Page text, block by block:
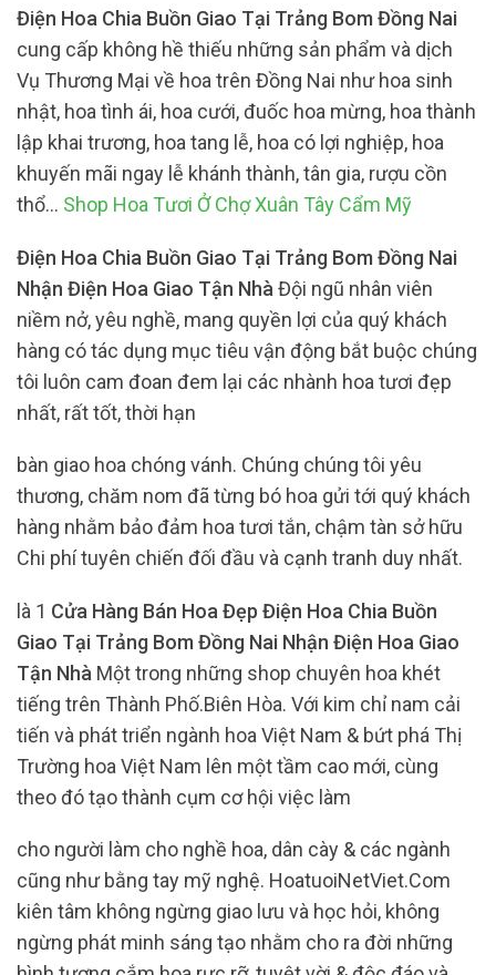
Điện Hoa Chia Buồn Giao Tại Trảng Bom Đồng Nai
cung cấp không hề thiếu những sản phẩm và dịch
Vụ Thương Mại về hoa trên Đồng Nai như hoa sinh
nhật, hoa tình ái, hoa cưới, đuốc hoa mừng, hoa thành
lập khai trương, hoa tang lễ, hoa có lợi nghiệp, hoa
khuyến mãi ngay lễ khánh thành, tân gia, rượu cồn
thổ… Shop Hoa Tươi Ở Chợ Xuân Tây Cẩm Mỹ
Điện Hoa Chia Buồn Giao Tại Trảng Bom Đồng Nai
Nhận Điện Hoa Giao Tận Nhà Đội ngũ nhân viên
niềm nở, yêu nghề, mang quyền lợi của quý khách
hàng có tác dụng mục tiêu vận động bắt buộc chúng
tôi luôn cam đoan đem lại các nhành hoa tươi đẹp
nhất, rất tốt, thời hạn
bàn giao hoa chóng vánh. Chúng chúng tôi yêu
thương, chăm nom đã từng bó hoa gửi tới quý khách
hàng nhằm bảo đảm hoa tươi tắn, chậm tàn sở hữu
Chi phí tuyên chiến đối đầu và cạnh tranh duy nhất.
là 1 Cửa Hàng Bán Hoa Đẹp Điện Hoa Chia Buồn
Giao Tại Trảng Bom Đồng Nai Nhận Điện Hoa Giao
Tận Nhà Một trong những shop chuyên hoa khét
tiếng trên Thành Phố.Biên Hòa. Với kim chỉ nam cải
tiến và phát triển ngành hoa Việt Nam & bứt phá Thị
Trường hoa Việt Nam lên một tầm cao mới, cùng
theo đó tạo thành cụm cơ hội việc làm
cho người làm cho nghề hoa, dân cày & các ngành
cũng như bằng tay mỹ nghệ. HoatuoiNetViet.Com
kiên tâm không ngừng giao lưu và học hỏi, không
ngừng phát minh sáng tạo nhằm cho ra đời những